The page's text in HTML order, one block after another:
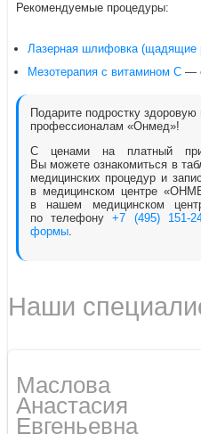
Рекомендуемые процедуры:
Лазерная шлифовка (щадящие
Мезотерапия с витамином С —
Подарите подростку
профессионалам «Онмед»!
С ценами на платный
Вы можете ознакомиться в
медицинских процедур и
в медицинском центре
в нашем медицинском
по телефону+7 (495) 151-
формы.
Наши
Маслова
Aнaстaсия
Евгеньевнa